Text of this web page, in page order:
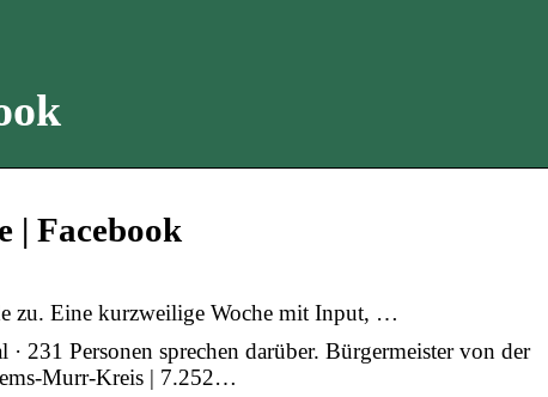
| Facebook
zu. Eine kurzweilige Woche mit Input, …
231 Personen sprechen darüber. Bürgermeister von der
Murr-Kreis | 7.252…